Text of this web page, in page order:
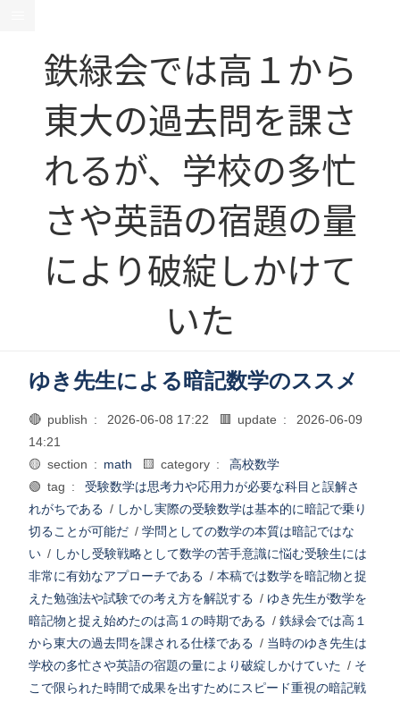
鉄緑会では高１から
東大の過去問を課さ
れるが、学校の多忙
さや英語の宿題の量
により破綻しかけて
いた
ゆき先生による暗記数学のススメ
🔴 publish : 2026-06-08 17:22 🟥 update :
2026-06-09
14:21
🟡 section : math 🟨 category :
高校数学
🟢 tag :
受験数学は思考力や応用力が必要な科目と誤解さ
れがちである / しかし実際の受験数学は基本的に暗記で乗り
切ることが可能だ / 学問としての数学の本質は暗記ではな
い / しかし受験戦略として数学の苦手意識に悩む受験生には
非常に有効なアプローチである / 本稿では数学を暗記物と捉
えた勉強法や試験での考え方を解説する / ゆき先生が数学を
暗記物と捉え始めたのは高１の時期である / 鉄緑会では高１
から東大の過去問を課される仕様である / 当時のゆき先生は
学校の多忙さや英語の宿題の量により破綻しかけていた / そ
こで限られた時間で成果を出すためにスピード重視の暗記戦